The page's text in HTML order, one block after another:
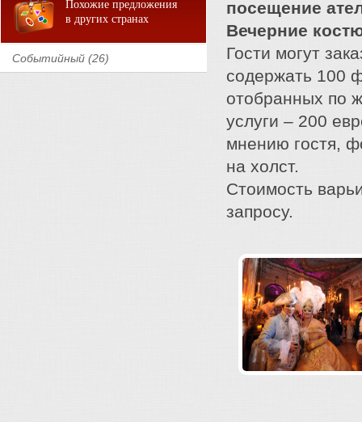
Похожие предложения
в других странах
Событийный (26)
посещение
Вечерние
Гости могут
содержать 100
отобранных по
услуги – 200
мнению гостя,
на холст.
Стоимость
запросу.